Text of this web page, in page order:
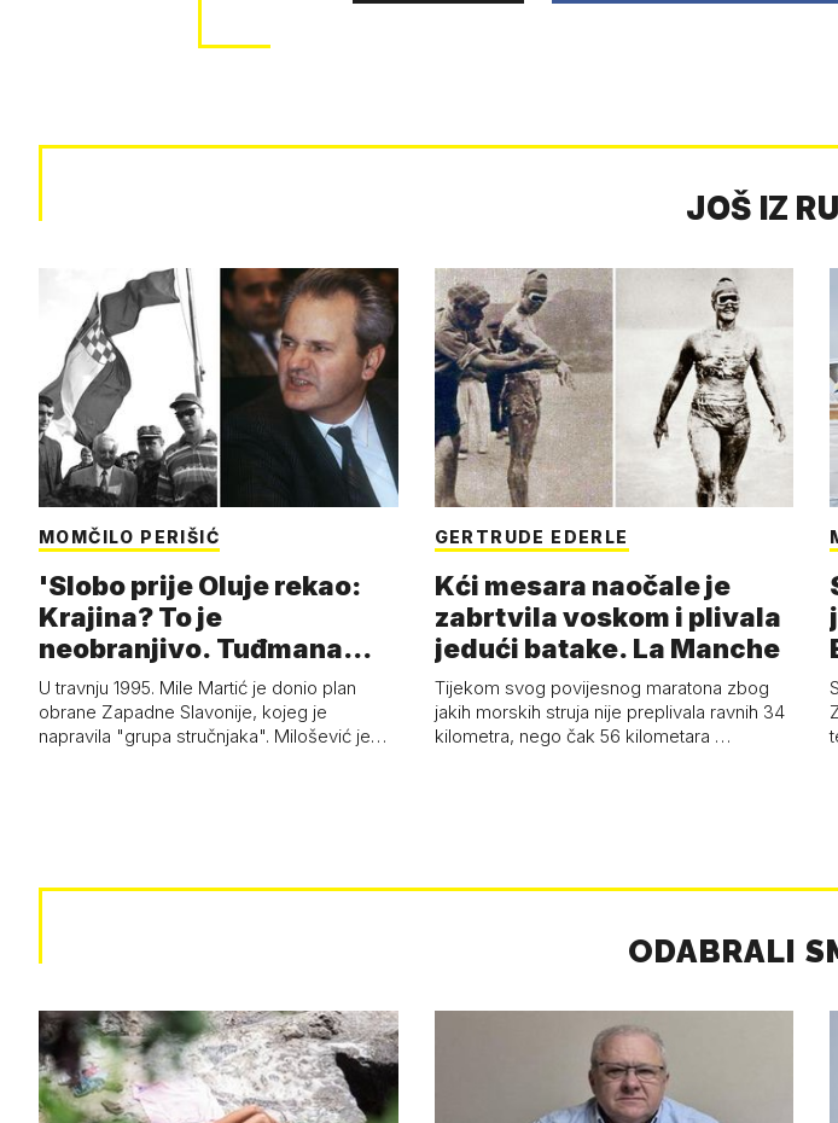
JOŠ IZ
MOMČILO PERIŠIĆ
'Slobo prije Oluje rekao:
Krajina? To je
neobranjivo. Tuđmana
zvao Krivousti'
U travnju 1995. Mile Martić je donio plan
obrane Zapadne Slavonije, kojeg je
napravila "grupa stručnjaka". Milošević je…
GERTRUDE EDERLE
Kći mesara naočale je
zabrtvila voskom i plivala
jedući batake. La Manche
Tijekom svog povijesnog maratona zbog
jakih morskih struja nije preplivala ravnih 34
kilometra, nego čak 56 kilometara …